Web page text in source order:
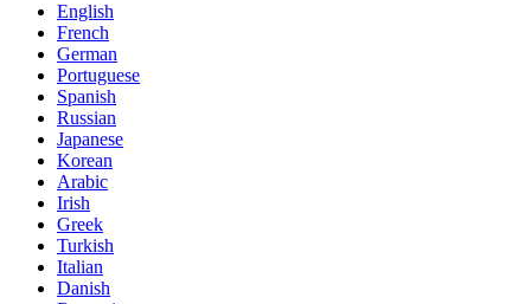
English
French
German
Portuguese
Spanish
Russian
Japanese
Korean
Arabic
Irish
Greek
Turkish
Italian
Danish